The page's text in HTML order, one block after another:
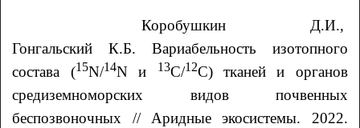
Коробушкин Д.И.,
ГонгальскийК.Б. Вариабельность изотопного
состава (15N/14N и 13С/12С) тканей и органов
средиземноморских видов почвенных
беспозвоночных // Аридные экосистемы. 2022.